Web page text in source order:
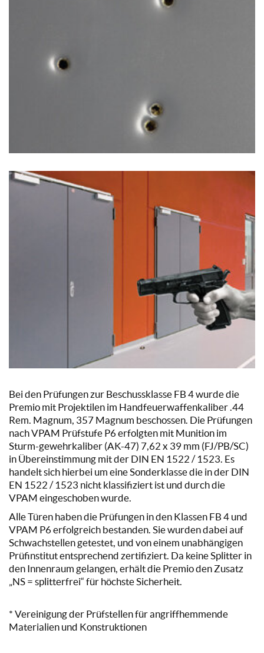
Bei den Prüfungen zur Beschussklasse FB 4 wurde die
Premio mit Projektilen im Handfeuerwaffenkaliber .44
Rem. Magnum, 357 Magnum beschossen. Die Prüfungen
nach VPAM Prüfstufe P6 erfolgten mit Munition im
Sturm-gewehrkaliber (AK-47) 7,62 x 39 mm (FJ/PB/SC)
in Übereinstimmung mit der DIN EN 1522 / 1523. Es
handelt sich hierbei um eine Sonderklasse die in der DIN
EN 1522 / 1523 nicht klassifiziert ist und durch die
VPAM eingeschoben wurde.
Alle Türen haben die Prüfungen in den Klassen FB 4 und
VPAM P6 erfolgreich bestanden. Sie wurden dabei auf
Schwachstellen getestet, und von einem unabhängigen
Prüfinstitut entsprechend zertifiziert. Da keine Splitter in
den Innenraum gelangen, erhält die Premio den Zusatz
„NS = splitterfrei“ für höchste Sicherheit.
* Vereinigung der Prüfstellen für angriffhemmende
Materialien und Konstruktionen